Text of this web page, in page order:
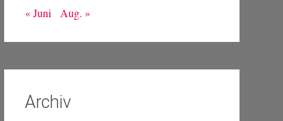
« Juni Aug. »
Archiv